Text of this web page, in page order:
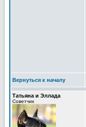
Вернуться к началу
Татьяна и Эллада
Советчик